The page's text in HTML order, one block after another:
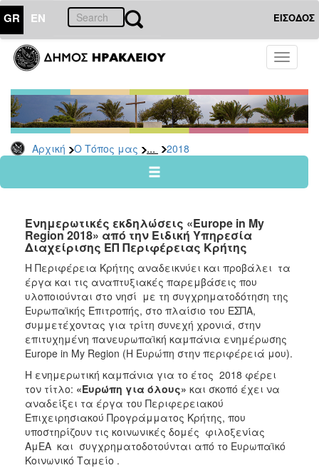
GR EN ΕΙΣΟΔΟΣ
Toggle
Αρχική Ο Τόπος μας ... 2018
ΤΟΠΟΣ
ΜΑΣ
Ανακοινώσεις
Αρχείο
2026
2024
2022
2021
2020
2019
2018
2017
2016
2015
2012
2011
Ενημερωτικές εκδηλώσεις «Europe in My
Region 2018» από την Ειδική Υπηρεσία
Διαχείρισης ΕΠ Περιφέρειας Κρήτης
Η Περιφέρεια Κρήτης αναδεικνύει και προβάλει τα
έργα και τις αναπτυξιακές παρεμβάσεις που
υλοποιούνται στο νησί με τη συγχρηματοδότηση της
Ευρωπαϊκής Επιτροπής, στο πλαίσιο του ΕΣΠΑ,
συμμετέχοντας για τρίτη συνεχή χρονιά, στην
επιτυχημένη πανευρωπαϊκή καμπάνια ενημέρωσης
Europe in My Region (Η Ευρώπη στην περιφέρειά μου).
Η ενημερωτική καμπάνια για το έτος 2018 φέρει
τον τίτλο: «Ευρώπη για όλους» και σκοπό έχει να
αναδείξει τα έργα του Περιφερειακού
Επιχειρησιακού Προγράμματος Κρήτης, που
υποστηρίζουν τις κοινωνικές δομές φιλοξενίας
ΑμΕΑ και συγχρηματοδοτούνται από το Ευρωπαϊκό
Κοινωνικό Ταμείο .